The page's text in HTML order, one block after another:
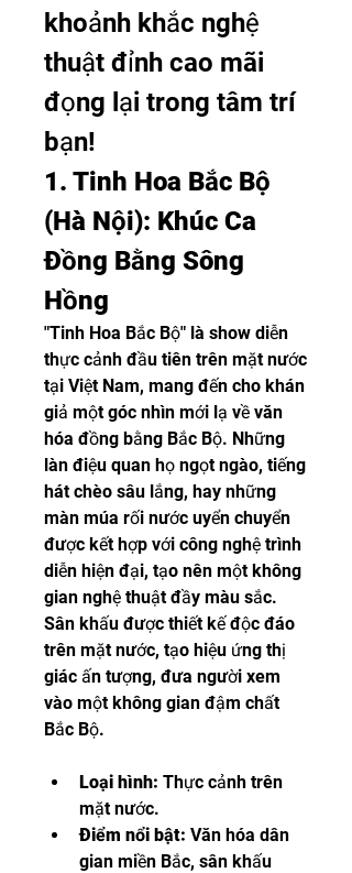
khoảnh khắc nghệ
thuật đỉnh cao mãi
đọng lại trong tâm trí
bạn!
1. Tinh Hoa Bắc Bộ
(Hà Nội): Khúc Ca
Đồng Bằng Sông
Hồng
"Tinh Hoa Bắc Bộ" là show diễn
thực cảnh đầu tiên trên mặt nước
tại Việt Nam, mang đến cho khán
giả một góc nhìn mới lạ về văn
hóa đồng bằng Bắc Bộ. Những
làn điệu quan họ ngọt ngào, tiếng
hát chèo sâu lắng, hay những
màn múa rối nước uyển chuyển
được kết hợp với công nghệ trình
diễn hiện đại, tạo nên một không
gian nghệ thuật đầy màu sắc.
Sân khấu được thiết kế độc đáo
trên mặt nước, tạo hiệu ứng thị
giác ấn tượng, đưa người xem
vào một không gian đậm chất
Bắc Bộ.
Loại hình: Thực cảnh trên
mặt nước.
Điểm nổi bật: Văn hóa dân
gian miền Bắc, sân khấu